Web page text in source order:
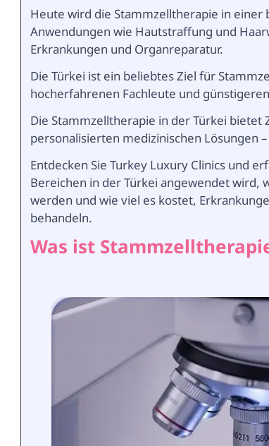
Heute wird die Stammzelltherapie in
Anwendungen wie Hautstraffung und
Erkrankungen und Organreparatur.
Die Türkei ist ein beliebtes Ziel für
hocherfahrenen Fachleute und
Die Stammzelltherapie in der Türkei bietet
personalisierten medizinischen Lösungen
Entdecken Sie Turkey Luxury Clinics und
Bereichen in der Türkei angewendet wird,
werden und wie viel es kostet,
behandeln.
Was ist